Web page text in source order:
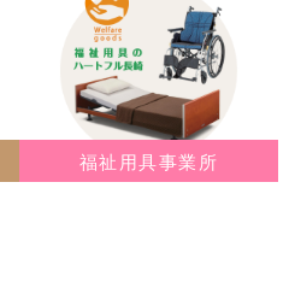
福祉用具事業所